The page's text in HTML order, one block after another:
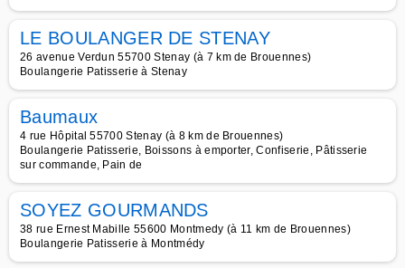
LE BOULANGER DE STENAY
26 avenue Verdun 55700 Stenay (à 7 km de Brouennes)
Boulangerie Patisserie à Stenay
Baumaux
4 rue Hôpital 55700 Stenay (à 8 km de Brouennes)
Boulangerie Patisserie, Boissons à emporter, Confiserie, Pâtisserie
sur commande, Pain de
SOYEZ GOURMANDS
38 rue Ernest Mabille 55600 Montmedy (à 11 km de Brouennes)
Boulangerie Patisserie à Montmédy